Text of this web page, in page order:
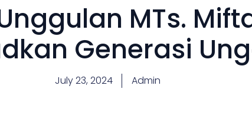
MTs.
Generasi
July 23, 2024 Admin